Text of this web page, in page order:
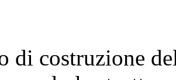
di costruzione